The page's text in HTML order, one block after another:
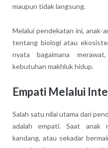
maupun tidak langsung.
Melalui pendekatan ini, anak-
tentang biologi atau
nyata bagaimana
kebutuhan makhluk hidup.
Empati Melalui
Salah satu nilai utama dari
adalah empati. Saat anak
kandang, atau sekadar